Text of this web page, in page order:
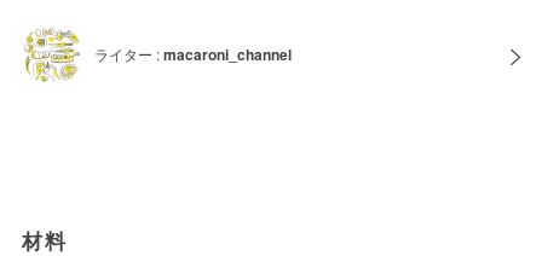
ライター :macaroni_channel
材料